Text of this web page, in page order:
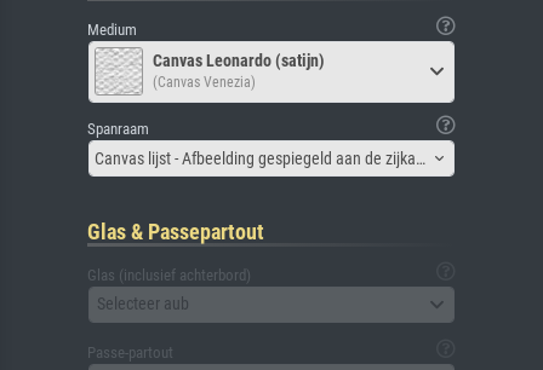
Medium
Canvas Leonardo (satijn)
(Canvas Venezia)
Spanraam
Canvas lijst - Afbeelding gespiegeld aan de zijkant
Glas & Passepartout
Glas (inclusief achterbord)
Selecteer aub
Passe-partout